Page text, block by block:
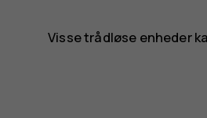
Visse trådløse enheder